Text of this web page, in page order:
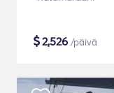
$2,526 /päivä